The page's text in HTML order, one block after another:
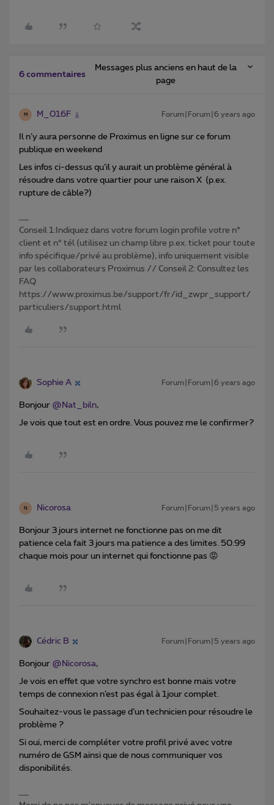
6 commentaires
Messages plus anciens en haut de la
page
M M_016F Forum|Forum|6 years ago
Il n’y aura personne de Proximus en ligne sur ce forum
publique en weekend
Les infos ci-dessus qu’il y aurait un problème général à
résoudre dans votre quartier pour une raison X (p.ex.
rupture de câble?)
Conseil 1:Indiquez dans votre forum login profile votre n°
client et n° tél (utilisez un champ libre p.ex. ticket pour toute
info spécifique/privé au problème), info uniquement visible
par les collaborateurs Proximus // Conseil 2: Consultez les
FAQ
https://www.proximus.be/support/fr/id_zwpr_support/
particuliers/support.html
Sophie A Forum|Forum|6 years ago
Bonjour @Nat_biln,
Je vois que tout est en ordre. Vous pouvez me le confirmer?
N Nicorosa Forum|Forum|5 years ago
Bonjour 3 jours internet ne fonctionne pas on me dit
patience cela fait 3 jours ma patience a des limites. 50.99
chaque mois pour un internet qui fonctionne pas 😡
Cédric B Forum|Forum|5 years ago
Bonjour @Nicorosa,
Je vois en effet que votre synchro est bonne mais votre
temps de connexion n’est pas égal à 1jour complet.
Souhaitez-vous le passage d’un technicien pour résoudre le
problème ?
Si oui, merci de compléter votre profil privé avec votre
numéro de GSM ainsi que de nous communiquer vos
disponibilités.